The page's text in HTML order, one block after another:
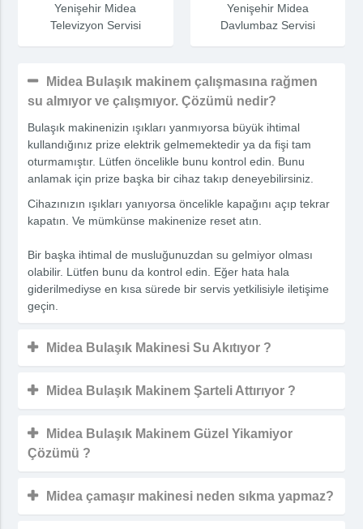
Yenişehir Midea
Televizyon Servisi
Yenişehir Midea
Davlumbaz Servisi
Midea Bulaşık makinem çalışmasına rağmen
su almıyor ve çalışmıyor. Çözümü nedir?
Bulaşık makinenizin ışıkları yanmıyorsa büyük ihtimal
kullandığınız prize elektrik gelmemektedir ya da fişi tam
oturmamıştır. Lütfen öncelikle bunu kontrol edin. Bunu
anlamak için prize başka bir cihaz takıp deneyebilirsiniz.
Cihazınızın ışıkları yanıyorsa öncelikle kapağını açıp tekrar
kapatın. Ve mümkünse makinenize reset atın.
Bir başka ihtimal de musluğunuzdan su gelmiyor olması
olabilir. Lütfen bunu da kontrol edin. Eğer hata hala
giderilmediyse en kısa sürede bir servis yetkilisiyle iletişime
geçin.
Midea Bulaşık Makinesi Su Akıtıyor ?
Midea Bulaşık Makinem Şarteli Attırıyor ?
Midea Bulaşık Makinem Güzel Yikamiyor
Çözümü ?
Midea çamaşır makinesi neden sıkma yapmaz?